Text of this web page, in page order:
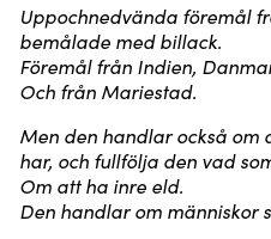
Uppochnedvända föremål
bemålade med billack.
Föremål från Indien,
Och från Mariestad.
Men den handlar också om
har, och fullfölja den vad
Om att ha inre eld.
Den handlar om människor